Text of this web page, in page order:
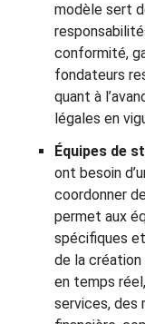
modèle sert
conformité,
fondateurs
quant à
légales en
Équipes de
ont besoin
coordonner
permet aux
spécifiques
de la création
en temps
services, des